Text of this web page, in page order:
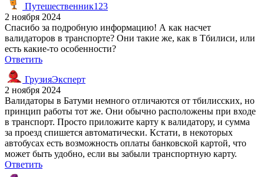
Путешественник123
2 ноября 2024
Спасибо за подробную информацию! А как насчет
валидаторов в транспорте? Они такие же, как в Тбилиси, или
есть какие-то особенности?
Ответить
ГрузияЭксперт
2 ноября 2024
Валидаторы в Батуми немного отличаются от тбилисских, но
принцип работы тот же. Они обычно расположены при входе
в транспорт. Просто приложите карту к валидатору, и сумма
за проезд спишется автоматически. Кстати, в некоторых
автобусах есть возможность оплаты банковской картой, что
может быть удобно, если вы забыли транспортную карту.
Ответить